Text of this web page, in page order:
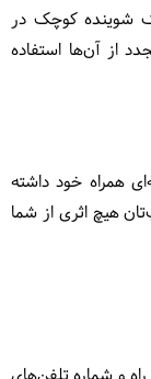
شوینده کوچک در
از آن‌ها استفاده
همراه خود داشته
هیچ اثری از شما